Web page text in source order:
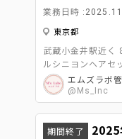
PLEASURE 東京
渋谷プライム 6F
必要なスペースで
関係者としてご招
業務日時
東京都
武蔵小金井駅近く
ルシニヨンヘアセ
エムズラボ
@Ms_Inc
期間終了